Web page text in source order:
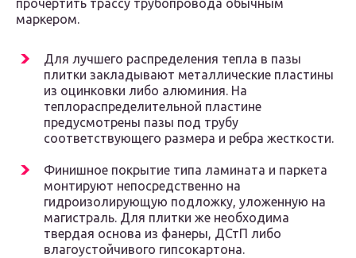
прочертить трассу трубопровода обычным
маркером.
Для лучшего распределения тепла в пазы
плитки закладывают металлические пластины
из оцинковки либо алюминия. На
теплораспределительной пластине
предусмотрены пазы под трубу
соответствующего размера и ребра жесткости.
Финишное покрытие типа ламината и паркета
монтируют непосредственно на
гидроизолирующую подложку, уложенную на
магистраль. Для плитки же необходима
твердая основа из фанеры, ДСтП либо
влагоустойчивого гипсокартона.